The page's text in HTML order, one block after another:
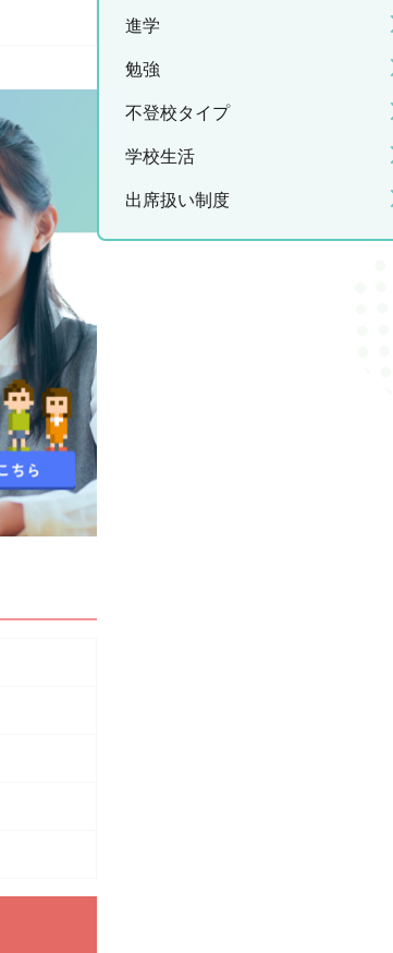
進学
勉強
不登校タイプ
学校生活
出席扱い制度